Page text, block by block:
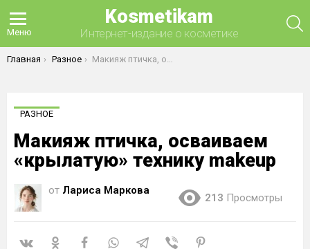
Меню
Kosmetikam
Интернет-издание о косметике
Вы здесь:
Главная Разное Макияж птичка, осваиваем «крылатую» технику makeup
РАЗНОЕ
Макияж птичка, осваиваем
«крылатую» технику makeup
от Лариса Маркова
213 Просмотры